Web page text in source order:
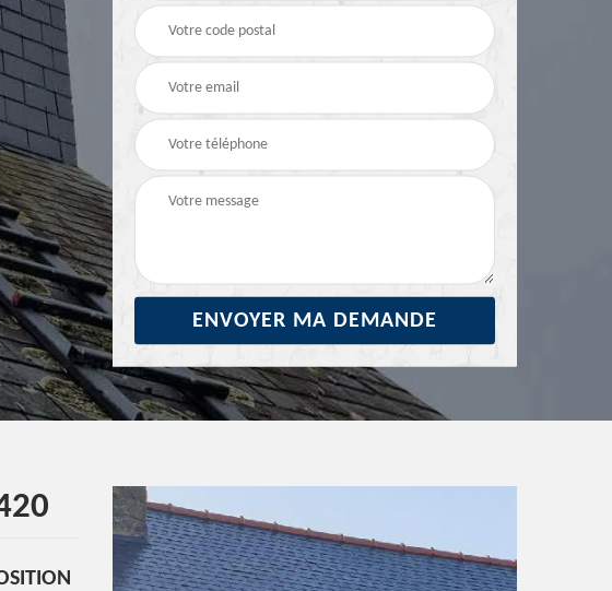
Couvreur 29
Nettoyage et
29
Peintre et peinture de
façade 29